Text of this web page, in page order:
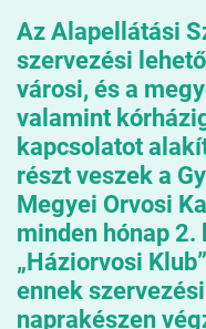
Az Alapellátási
szervezési
városi, és a
valamint
kapcsolatot
részt veszek a
Megyei Orvosi
minden hónap
„Háziorvosi
ennek
naprakészen